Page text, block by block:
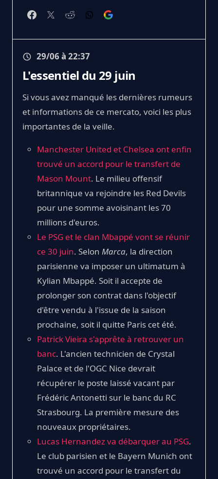
29/06 à 22:37
L'essentiel du 29 juin
Si vous avez manqué les dernières rumeurs
et informations de ce mercato, voici les plus
importantes de la veille.
Manchester United et Chelsea ont enfin
trouvé un accord pour le transfert de
Mason Mount. Le milieu offensif
britannique va rejoindre les Red Devils
pour une somme avoisinant les 70
millions d'euros.
Le PSG et le clan Mbappé vont se réunir
ce 30 juin. Selon Marca, la direction
parisienne va imposer un ultimatum à
Kylian Mbappé. Soit il accepte de
prolonger son contrat dans l'objectif
d'être vendu à l'issue de la saison
prochaine, soit il quitte Paris cet été.
Patrick Vieira s'apprête à retrouver un
banc. L'ancien technicien de Crystal
Palace et de l'OGC Nice devrait
récupérer le poste laissé vacant par
Frédéric Antonetti sur le banc du RC
Strasbourg. La première mesure des
nouveaux propriétaires.
Lucas Hernandez va débarquer au PSG.
Le club parisien et le Bayern Munich ont
trouvé un accord pour le transfert du